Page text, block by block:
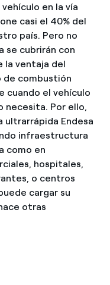
en la vía
casi el 40% del
país. Pero no
se cubrirán con
la ventaja del
combustión
cuando el vehículo
necesita. Por ello,
ultrarrápida Endesa
infraestructura
como en
hospitales,
o centros
cargar su
otras